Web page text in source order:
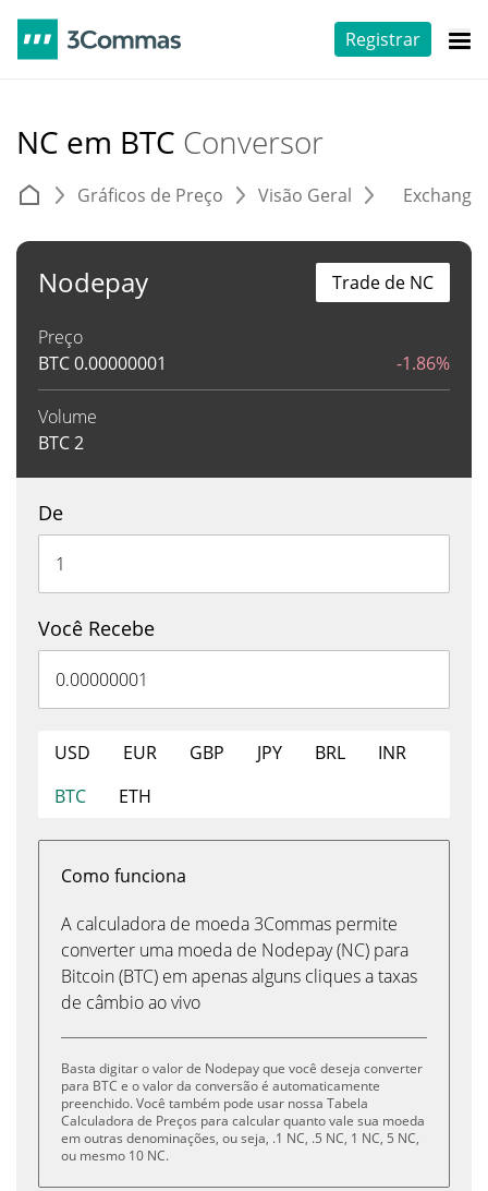
Registrar
NC em BTC Conversor
Gráficos de Preço Visão Geral
Nodepay
Preço
BTC0.00000001 -1.86%
Volume
BTC2
Trade de NC
De
Você Recebe
USD EUR GBP JPY BRL
INR
BTC
ETH
Como funciona
A calculadora de moeda 3Commas permite
converter uma moeda de Nodepay (NC) para
Bitcoin (BTC) em apenas alguns cliques a taxas
de câmbio ao vivo
Basta digitar o valor de Nodepay que você deseja converter
para BTC e o valor da conversão é automaticamente
preenchido. Você também pode usar nossa Tabela
Calculadora de Preços para calcular quanto vale sua moeda
em outras denominações, ou seja, .1 NC, .5 NC, 1 NC, 5 NC,
ou mesmo 10 NC.